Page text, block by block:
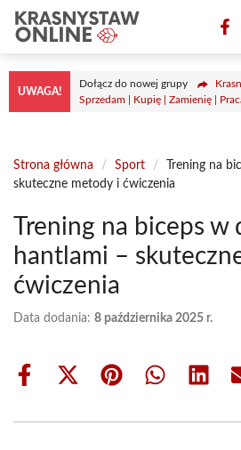
Przejdź
treści
UWAGA!
Dołącz do nowej grupy
Sprzedam | Kupię | Zamienię |
Strona główna / Sport /
Trening na
skuteczne metody i ćwiczenia
Trening na biceps w
hantlami –
ćwiczenia
Data dodania: 8 października 2025 r.
Share
Share
(Twitter)
Share Share Share